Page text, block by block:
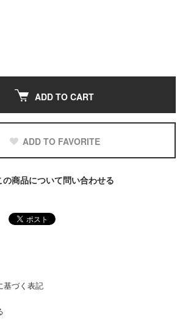
ADD TO CART
ADD TO FAVORITE
の商品について問い合わせる
基づく表記